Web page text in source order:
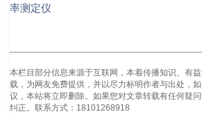
率测定仪
本栏目部分信息来源于互联网，本着传播知识、有
载，为网友免费提供，并以尽力标明作者与出处，
议，本站将立即删除。如果您对文章转载有任何疑
纠正。联系方式：18101268918